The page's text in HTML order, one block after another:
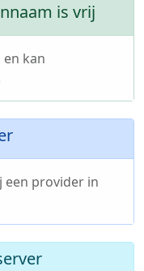
is vrij
en kan
een provider in